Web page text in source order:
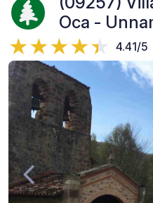
Oca -
4.41/5